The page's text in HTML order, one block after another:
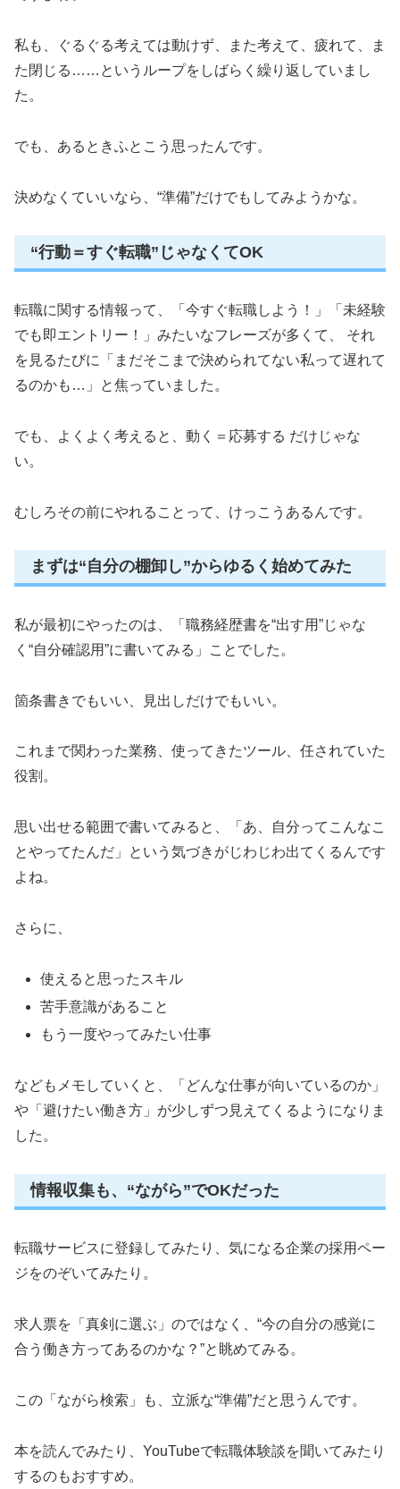
私も、ぐるぐる考えては動けず、また考えて、疲れて、ま
た閉じる……というループをしばらく繰り返していまし
た。
でも、あるときふとこう思ったんです。
決めなくていいなら、“準備”だけでもしてみようかな。
“行動＝すぐ転職”じゃなくてOK
転職に関する情報って、「今すぐ転職しよう！」「未経験
でも即エントリー！」みたいなフレーズが多くて、 それ
を見るたびに「まだそこまで決められてない私って遅れて
るのかも…」と焦っていました。
でも、よくよく考えると、動く＝応募する だけじゃな
い。
むしろその前にやれることって、けっこうあるんです。
まずは“自分の棚卸し”からゆるく始めてみた
私が最初にやったのは、「職務経歴書を“出す用”じゃな
く“自分確認用”に書いてみる」ことでした。
箇条書きでもいい、見出しだけでもいい。
これまで関わった業務、使ってきたツール、任されていた
役割。
思い出せる範囲で書いてみると、「あ、自分ってこんなこ
とやってたんだ」という気づきがじわじわ出てくるんです
よね。
さらに、
使えると思ったスキル
苦手意識があること
もう一度やってみたい仕事
などもメモしていくと、「どんな仕事が向いているのか」
や「避けたい働き方」が少しずつ見えてくるようになりま
した。
情報収集も、“ながら”でOKだった
転職サービスに登録してみたり、気になる企業の採用ペー
ジをのぞいてみたり。
求人票を「真剣に選ぶ」のではなく、“今の自分の感覚に
合う働き方ってあるのかな？”と眺めてみる。
この「ながら検索」も、立派な“準備”だと思うんです。
本を読んでみたり、YouTubeで転職体験談を聞いてみたり
するのもおすすめ。